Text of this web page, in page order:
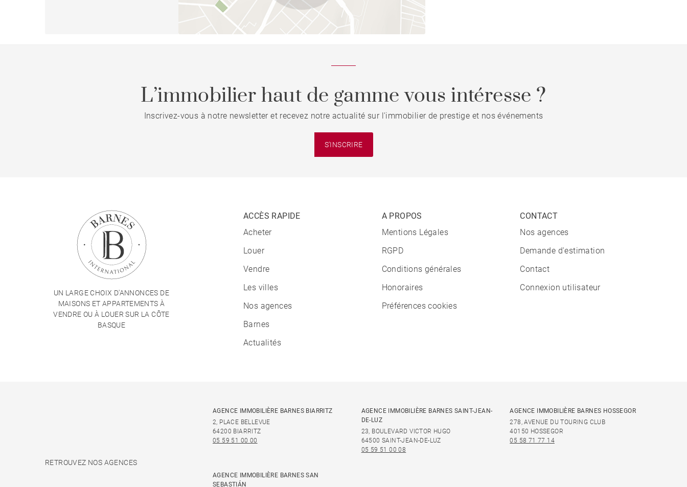
L’immobilier haut de gamme vous intéresse ?
Inscrivez-vous à notre newsletter et recevez notre actualité sur l'immobilier de prestige et nos événements
S'INSCRIRE
UN LARGE CHOIX D'ANNONCES DE
MAISONS ET APPARTEMENTS À
VENDRE OU À LOUER SUR LA CÔTE
BASQUE
ACCÈS RAPIDE
Acheter
Louer
Vendre
Les villes
Nos agences
Barnes
Actualités
A PROPOS
Mentions Légales
RGPD
Conditions générales
Honoraires
Préférences cookies
CONTACT
Nos agences
Demande d'estimation
Contact
Connexion utilisateur
RETROUVEZ NOS AGENCES
AGENCE IMMOBILIÈRE BARNES BIARRITZ
2, PLACE BELLEVUE
64200 BIARRITZ
05 59 51 00 00
AGENCE IMMOBILIÈRE BARNES SAINT-JEAN-
DE-LUZ
23, BOULEVARD VICTOR HUGO
64500 SAINT-JEAN-DE-LUZ
05 59 51 00 08
AGENCE IMMOBILIÈRE BARNES HOSSEGOR
278, AVENUE DU TOURING CLUB
40150 HOSSEGOR
05 58 71 77 14
AGENCE IMMOBILIÈRE BARNES SAN
SEBASTIÁN